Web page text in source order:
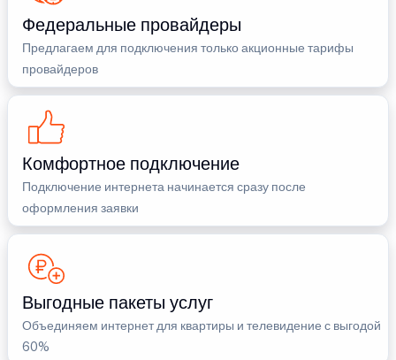
Федеральные провайдеры
Предлагаем для подключения только акционные тарифы
провайдеров
Комфортное подключение
Подключение интернета начинается сразу после
оформления заявки
Выгодные пакеты услуг
Объединяем интернет для квартиры и телевидение с выгодой
60%